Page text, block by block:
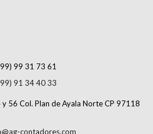
99 31 73 61
91 34 40 33
56 Col. Plan de Ayala Norte CP 97118
contadores.com